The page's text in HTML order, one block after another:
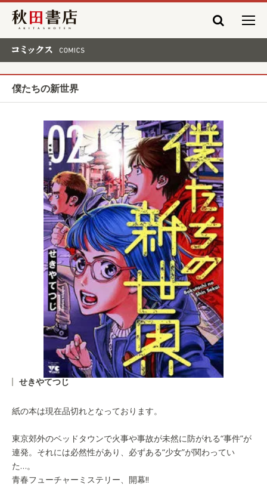
秋田書店
僕たちの新世界
せきやてつじ
紙の本は現在品切れとなっております。
東京郊外のベッドタウンで火事や事故が未然に防がれる“事件”が
連発。それには必然性があり、必ずある“少女”が関わってい
た…。
青春フューチャーミステリー、開幕!!